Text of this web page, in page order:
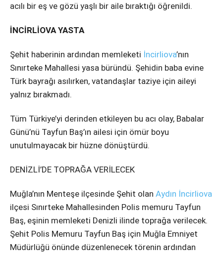
acılı bir eş ve gözü yaşlı bir aile bıraktığı öğrenildi.
İNCİRLİOVA YASTA
Şehit haberinin ardından memleketi İncirliova’nın
Sınırteke Mahallesi yasa büründü. Şehidin baba evine
Türk bayrağı asılırken, vatandaşlar taziye için aileyi
yalnız bırakmadı.
Tüm Türkiye’yi derinden etkileyen bu acı olay, Babalar
Günü’nü Tayfun Baş’ın ailesi için ömür boyu
unutulmayacak bir hüzne dönüştürdü.
DENİZLİ’DE TOPRAĞA VERİLECEK
Muğla’nın Menteşe ilçesinde Şehit olan Aydın İncirliova
ilçesi Sınırteke Mahallesinden Polis memuru Tayfun
Baş, eşinin memleketi Denizli ilinde toprağa verilecek.
Şehit Polis Memuru Tayfun Baş için Muğla Emniyet
Müdürlüğü önünde düzenlenecek törenin ardından